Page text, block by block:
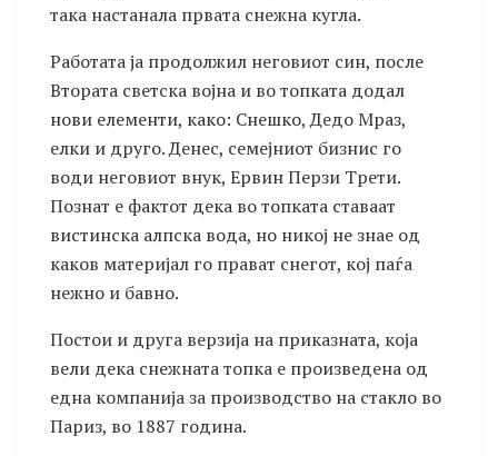
така настанала првата снежна кугла.
Работата ја продолжил неговиот син, после
Втората светска војна и во топката додал
нови елементи, како: Снешко, Дедо Мраз,
елки и друго. Денес, семејниот бизнис го
води неговиот внук, Ервин Перзи Трети.
Познат е фактот дека во топката ставаат
вистинска алпска вода, но никој не знае од
каков материјал го прават снегот, кој паѓа
нежно и бавно.
Постои и друга верзија на приказната, која
вели дека снежната топка е произведена од
една компанија за производство на стакло во
Париз, во 1887 година.